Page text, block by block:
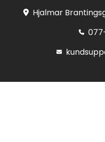
Hjalmar